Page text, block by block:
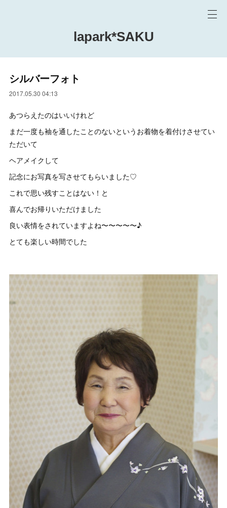
lapark*SAKU
シルバーフォト
2017.05.30 04:13
あつらえたのはいいけれど
まだ一度も袖を通したことのないというお着物を着付けさせてい
ただいて
ヘアメイクして
記念にお写真を写させてもらいました♡
これで思い残すことはない！と
喜んでお帰りいただけました
良い表情をされていますよね〜〜〜〜〜♪
とても楽しい時間でした